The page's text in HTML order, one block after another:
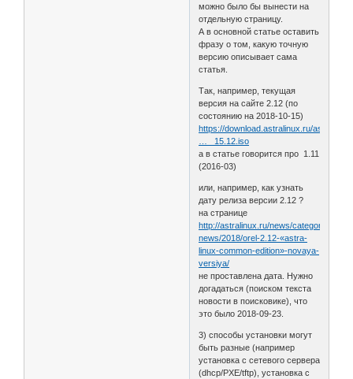
можно было бы вынести на
отдельную страницу.
А в основной статье оставить
фразу о том, какую точную
версию описывает сама
статья.
Так, например, текущая
версия на сайте 2.12 (по
состоянию на 2018-10-15)
https://download.astralinux.ru/astra/st
… _15.12.iso
а в статье говорится про 1.11
(2016-03)
или, например, как узнать
дату релиза версии 2.12 ?
на странице
http://astralinux.ru/news/category-
news/2018/orel-2.12-«astra-
linux-common-edition»-novaya-
versiya/
не проставлена дата. Нужно
догадаться (поиском текста
новости в поисковике), что
это было 2018-09-23.
3) способы установки могут
быть разные (например
установка с сетевого сервера
(dhcp/PXE/tftp), установка с